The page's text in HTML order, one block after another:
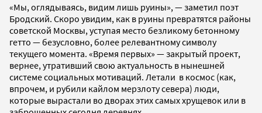
«Мы, оглядываясь, видим лишь руины», — заметил поэт
Бродский. Скоро увидим, как в руины превратятся районы
советской Москвы, уступая место безликому бетонному
гетто — безусловно, более релевантному символу
текущего момента. «Время первых» — закрытый проект,
вернее, утративший свою актуальность в нынешней
системе социальных мотиваций. Летали в космос (как,
впрочем, и рубили кайлом мерзлоту севера) люди,
которые вырастали во дворах этих самых хрущевок или в